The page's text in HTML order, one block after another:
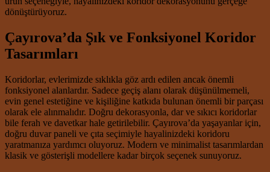
dönüştürüyoruz.
Çayırova’da Şık ve Fonksiyonel Koridor
Tasarımları
Koridorlar, evlerimizde sıklıkla göz ardı edilen ancak önemli
fonksiyonel alanlardır. Sadece geçiş alanı olarak düşünülmemeli,
evin genel estetiğine ve kişiliğine katkıda bulunan önemli bir parçası
olarak ele alınmalıdır. Doğru dekorasyonla, dar ve sıkıcı koridorlar
bile ferah ve davetkar hale getirilebilir. Çayırova’da yaşayanlar için,
doğru duvar paneli ve çıta seçimiyle hayalinizdeki koridoru
yaratmanıza yardımcı oluyoruz. Modern ve minimalist tasarımlardan
klasik ve gösterişli modellere kadar birçok seçenek sunuyoruz.